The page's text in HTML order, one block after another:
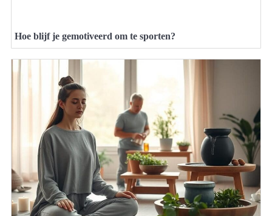
Hoe blijf je gemotiveerd om te sporten?